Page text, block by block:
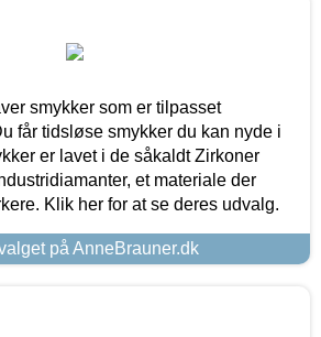
smykker som er tilpasset
får tidsløse smykker du kan nyde i
er lavet i de såkaldt Zirkoner
et materiale der
Klik her for at se deres udvalg.
på AnneBrauner.dk